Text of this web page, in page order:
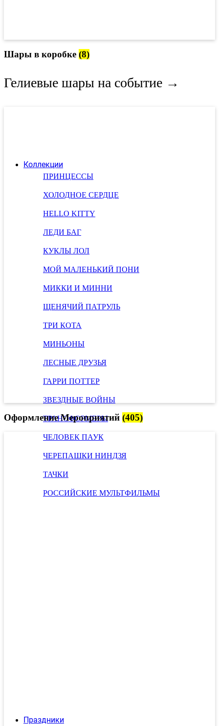
Коллекции
ПРИНЦЕССЫ
ХОЛОДНОЕ СЕРДЦЕ
HELLO KITTY
ЛЕДИ БАГ
КУКЛЫ ЛОЛ
МОЙ МАЛЕНЬКИЙ ПОНИ
МИККИ И МИННИ
ЩЕНЯЧИЙ ПАТРУЛЬ
ТРИ КОТА
МИНЬОНЫ
ЛЕСНЫЕ ДРУЗЬЯ
ГАРРИ ПОТТЕР
ЗВЕЗДНЫЕ ВОЙНЫ
ТРАНСФОРМЕРЫ
ЧЕЛОВЕК ПАУК
ЧЕРЕПАШКИ НИНДЗЯ
ТАЧКИ
РОССИЙСКИЕ МУЛЬТФИЛЬМЫ
Праздники
Шары в коробке (8)
Гелиевые шары на событие →
Оформление Мероприятий (405)